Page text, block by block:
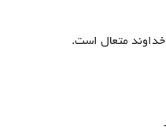
خداوند متعال است.